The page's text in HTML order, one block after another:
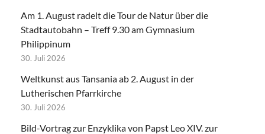
Am 1. August radelt die Tour de Natur über die
Stadtautobahn – Treff 9.30 am Gymnasium
Philippinum
30. Juli 2026
Weltkunst aus Tansania ab 2. August in der
Lutherischen Pfarrkirche
30. Juli 2026
Bild-Vortrag zur Enzyklika von Papst Leo XIV. zur